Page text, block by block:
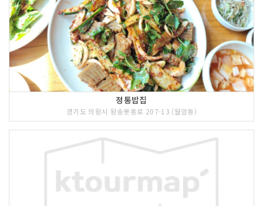
정통밥집
경기도 의왕시 왕송못동로 207-13 (월암동)